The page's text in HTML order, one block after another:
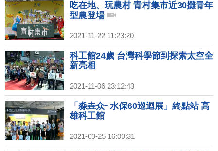
吃在地、玩農村 青村集市近30攤青年
型農登場
2021-11-22 11:23:20
科工館24歲 台灣科學節到探索太空全
新亮相
2021-11-06 23:12:43
「淼垚众~水保60巡迴展」終點站 高
雄科工館
2021-09-25 16:09:31